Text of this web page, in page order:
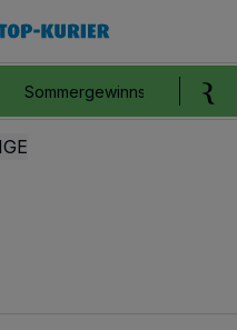
Sommergewinnspiel